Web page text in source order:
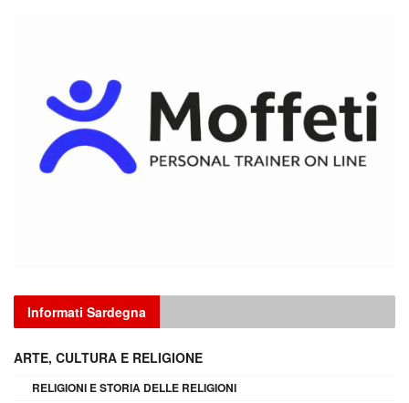
Informati Sardegna
ARTE, CULTURA E RELIGIONE
RELIGIONI E STORIA DELLE RELIGIONI